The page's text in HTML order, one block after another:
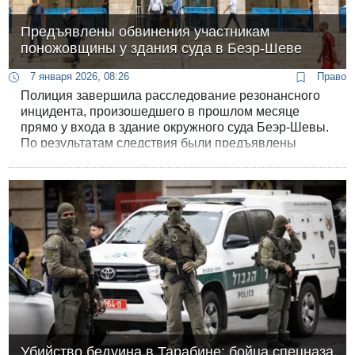
Предъявлены обвинения участникам
поножовщины у здания суда в Беэр-Шеве
7 января 2026, 08:26 Право
Полиция завершила расследование резонансного
инцидента, произошедшего в прошлом месяце
прямо у входа в здание окружного суда Беэр-Шевы.
По результатам следствия были предъявлены
участниками массовой драки с поножовщиной. В
итоге двое мужчин получили тяжелые ранения, а
еще один отделался легкими травмами.
Убийство бедуина в Тарабине: бойца спецназа